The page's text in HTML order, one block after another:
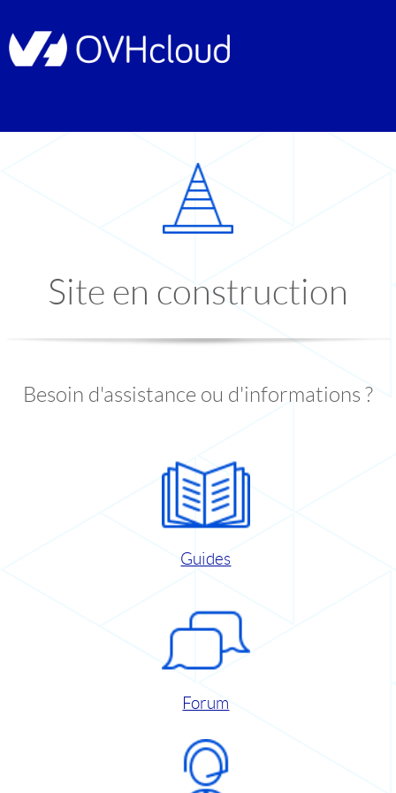
Site en construction
Besoin d'assistance ou d'informations ?
Guides
Forum